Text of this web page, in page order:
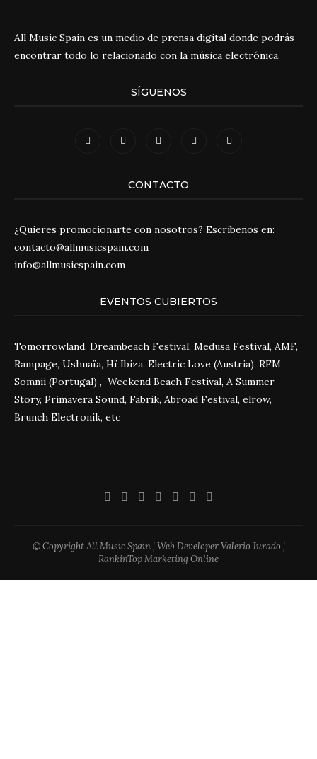
All Music Spain es un medio de prensa digital donde podrás
encontrar todo lo relacionado con la música electrónica.
SÍGUENOS
CONTACTO
¿Quieres promocionarte con nosotros? Escríbenos en:
contacto@allmusicspain.com
info@allmusicspain.com
EVENTOS CUBIERTOS
Tomorrowland, Dreambeach Festival, Medusa Festival, AMF,
Rampage, Ushuaïa, Hï Ibiza, Electric Love (Austria), RFM
Somnii (Portugal) , Weekend Beach Festival, A Summer
Story, Primavera Sound, Fabrik, Abroad Festival, elrow,
Brunch Electronik, etc
© Copyright All Music Spain | Web Developer Valerio Jurado |
RankinTop Marketing Online